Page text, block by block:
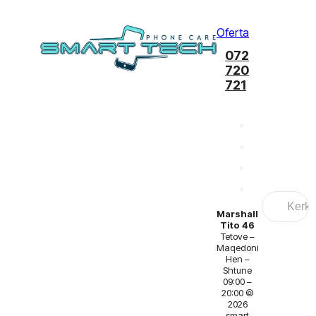
Oferta
072
720
721
Marshall
Tito 46
Tetove –
Maqedoni
Hen –
Shtune
09:00 –
20:00 ©
2026
Search
...